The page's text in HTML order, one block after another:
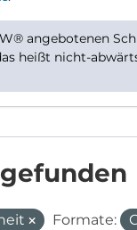
angebotenen
heißt nicht-
Formate: